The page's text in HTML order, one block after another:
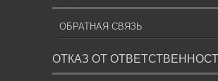
ОБРАТНАЯ СВЯЗЬ
ОТКАЗ ОТ